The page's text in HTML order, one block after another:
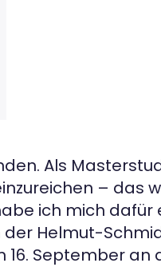
Als
– das
ich mich
Helmut-
16. September